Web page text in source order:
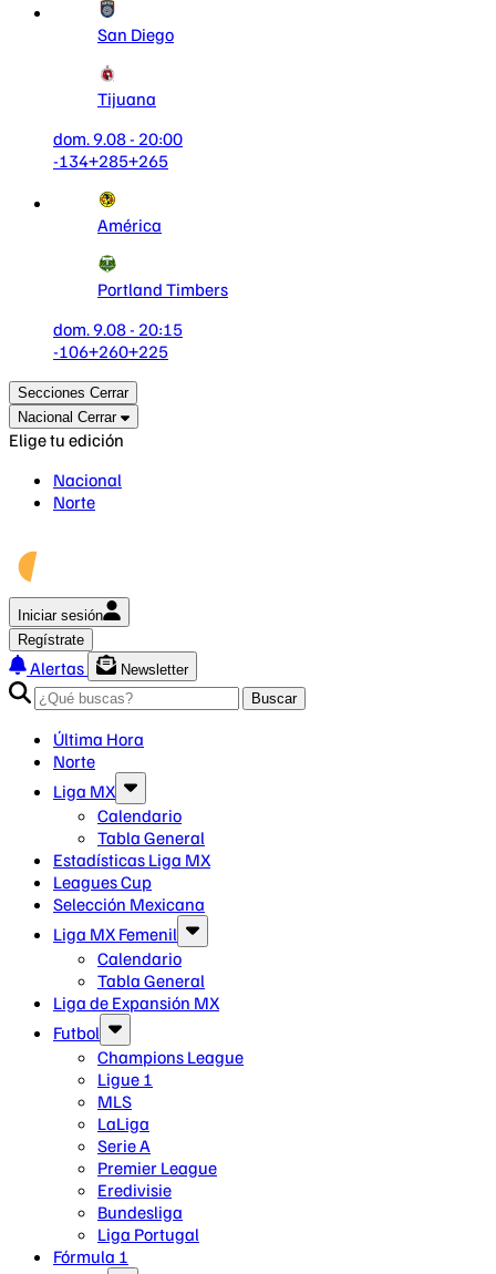
San Diego
Tijuana
dom. 9.08 - 20:00
-134+285+265
América
Portland Timbers
dom. 9.08 - 20:15
-106+260+225
Secciones Cerrar
Nacional Cerrar
Elige tu edición
Nacional
Norte
Iniciar sesión
Regístrate
Alertas
Newsletter
Buscar
Última Hora
Norte
Liga MX
Calendario
Tabla General
Estadísticas Liga MX
Leagues Cup
Selección Mexicana
Liga MX Femenil
Calendario
Tabla General
Liga de Expansión MX
Futbol
Champions League
Ligue 1
MLS
LaLiga
Serie A
Premier League
Eredivisie
Bundesliga
Liga Portugal
Fórmula 1